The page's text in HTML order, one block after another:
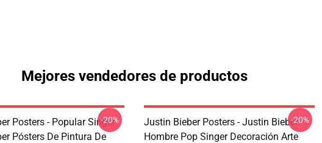
Mejores vendedores de productos
Posters - Popular Singer
Pósters De Pintura De
-20%
Justin Bieber Posters - Justin Bieber
Hombre Pop Singer Decoración Arte
-20%